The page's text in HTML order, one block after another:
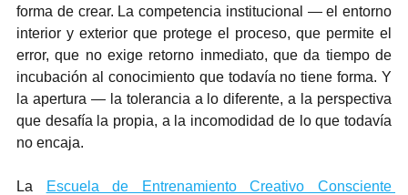
forma de crear. La competencia institucional — el entorno
interior y exterior que protege el proceso, que permite el
error, que no exige retorno inmediato, que da tiempo de
incubación al conocimiento que todavía no tiene forma. Y
la apertura — la tolerancia a lo diferente, a la perspectiva
que desafía la propia, a la incomodidad de lo que todavía
no encaja.
La
Escuela de Entrenamiento Creativo Consciente